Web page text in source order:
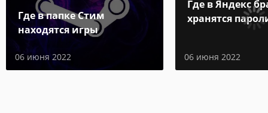
Где в папке Стим
находятся игры
06 июня 2022
Где в Яндекс
хранятся
06 июня 2022